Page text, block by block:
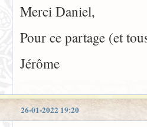
Merci Daniel,
Pour ce partage (et
Jérôme
26-01-2022 19:20